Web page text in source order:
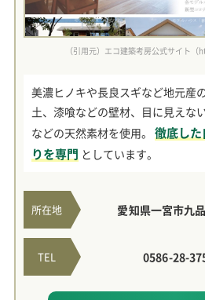
（引用元）エコ建築考房公式サイト
美濃ヒノキや長良スギなど地元産
土、漆喰などの壁材、目に見えな
などの天然素材を使用。 徹底した
りを専門 としています。
所在地 愛知県一宮市九
TEL 0586-28-